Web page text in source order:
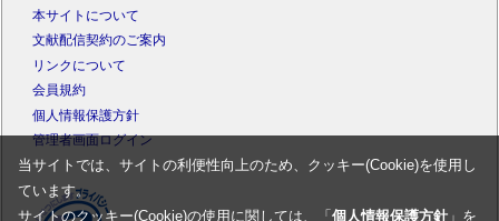
本サイトについて
文献配信契約のご案内
リンクについて
会員規約
個人情報保護方針
管理者画面ログイン
当サイトでは、サイトの利便性向上のため、クッキー(Cookie)を使用し
ています。
サイトのクッキー(Cookie)の使用に関しては、「 個人情報保護方針」を